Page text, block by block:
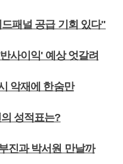
패널 공급 기회 있다"
사이익' 예상 엇갈려
악재에 한숨만
성적표는?
진과 박서원 만날까